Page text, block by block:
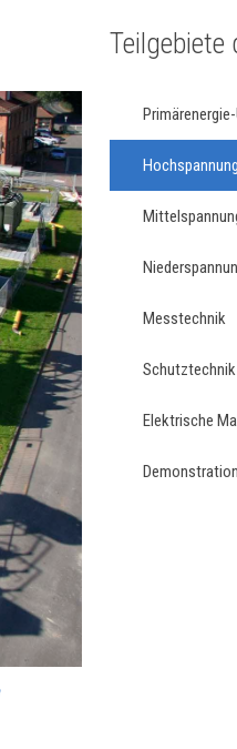
Teilgebiete
Messtechnik
Schutztechnik
Elektrische